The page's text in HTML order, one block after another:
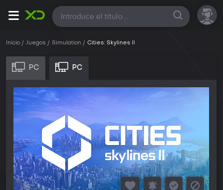
Todas
Inicio Juegos Simulation Cities: Skylines II
PC PC